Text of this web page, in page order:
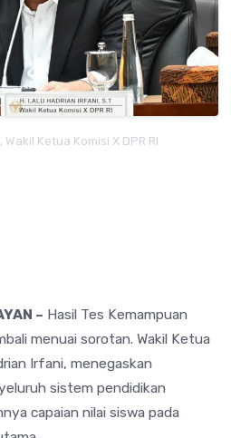
Ketua Komisi X DPR RI
– Hasil Tes Kemampuan
menuai sorotan. Wakil Ketua
Irfani, menegaskan
sistem pendidikan
capaian nilai siswa pada